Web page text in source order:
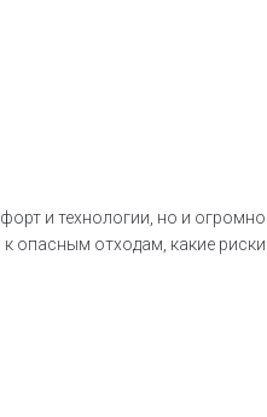
и технологии, но и
отходам, какие